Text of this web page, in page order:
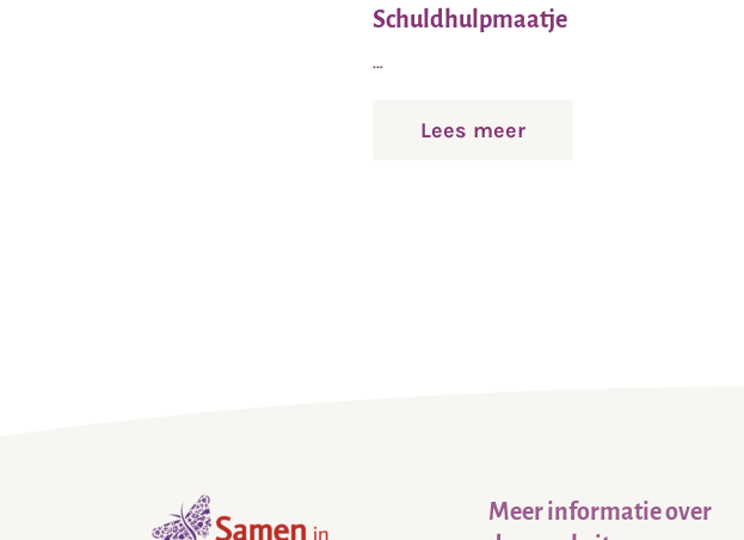
Schuldhulpmaatje
…
Lees meerover
Meer informatie over